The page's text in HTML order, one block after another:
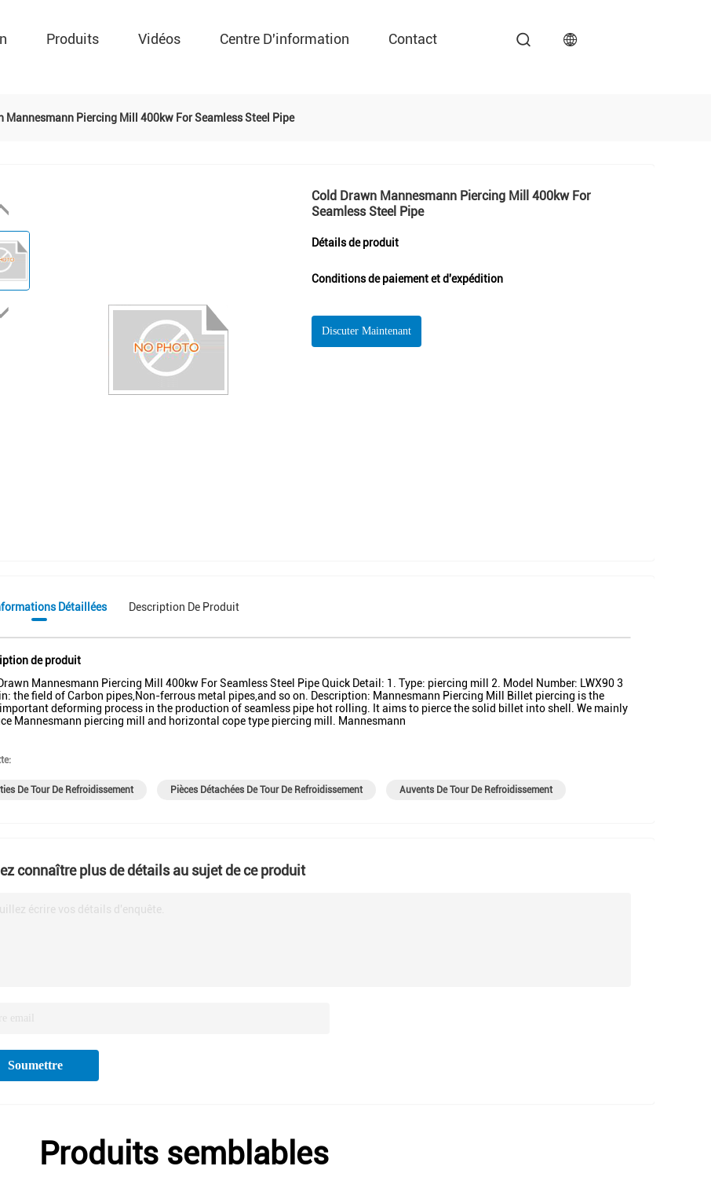
Produits Vidéos Centre D'information Contact
Mannesmann Piercing Mill 400kw For Seamless Steel Pipe
Cold Drawn Mannesmann Piercing Mill 400kw For
Seamless Steel Pipe
Détails de produit
Conditions de paiement et d'expédition
Discuter Maintenant
Détaillées Description De Produit
de produit
Mannesmann Piercing Mill 400kw For Seamless Steel Pipe Quick Detail: 1. Type: piercing mill 2. Model Number: LWX90 3
the field of Carbon pipes,Non-ferrous metal pipes,and so on. Description: Mannesmann Piercing Mill Billet piercing is the
deforming process in the production of seamless pipe hot rolling. It aims to pierce the solid billet into shell. We mainly
Mannesmann piercing mill and horizontal cope type piercing mill. Mannesmann
De Tour De Refroidissement Pièces Détachées De Tour De Refroidissement Auvents De Tour De Refroidissement
connaître plus de détails au sujet de ce produit
écrire vos détails d'enquête.
Soumettre
Produits semblables